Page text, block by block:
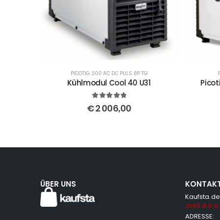
PICOTIG 200 AC DC PULS 8P TG
Kühlmodul Cool 40 U31
out of 5
€2 006,00
ÜBER UNS
Kaufsta.de
JosS d.o.o.
ADRESSE: